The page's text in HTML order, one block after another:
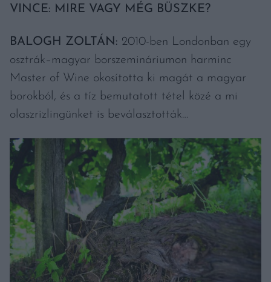
VINCE: MIRE VAGY MÉG BÜSZKE?
BALOGH ZOLTÁN: 2010-ben Londonban egy
osztrák–magyar borszemináriumon harminc
Master of Wine okosította ki magát a magyar
borokból, és a tíz bemutatott tétel közé a mi
olaszrizlingünket is beválasztották…